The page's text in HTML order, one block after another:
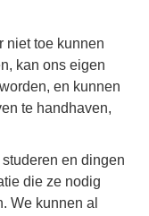
niet toe kunnen
kan ons eigen
en kunnen
te handhaven,
en dingen
die ze nodig
We kunnen al